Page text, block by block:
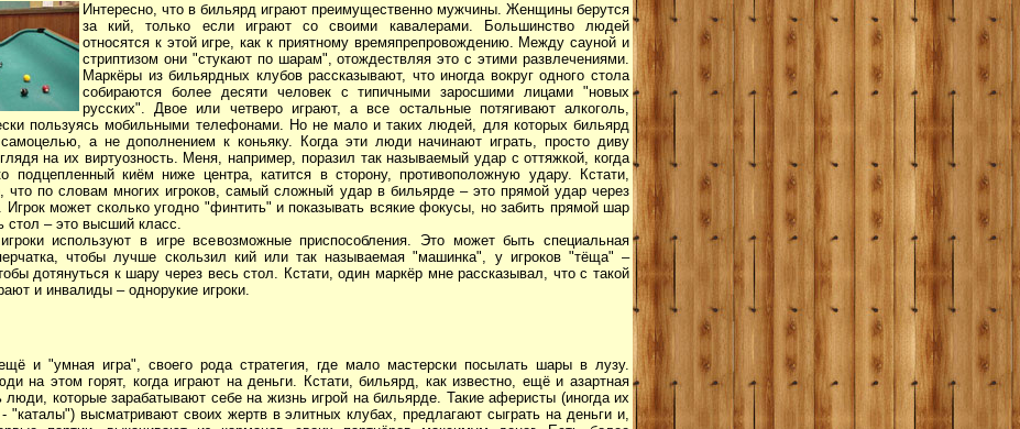
Интересно, что в бильярд играют преимущественно мужчины. Женщины берутся
за кий, только если играют со своими кавалерами. Большинство людей
относятся к этой игре, как к приятному времяпрепровождению. Между сауной и
стриптизом они "стукают по шарам", отождествляя это с этими развлечениями.
Маркёры из бильярдных клубов рассказывают, что иногда вокруг одного стола
собираются более десяти человек с типичными заросшими лицами "новых
русских". Двое или четверо играют, а все остальные потягивают алкоголь,
пользуясь мобильными телефонами. Но не мало и таких людей, для которых бильярд
а не дополнением к коньяку. Когда эти люди начинают играть, просто диву
на их виртуозность. Меня, например, поразил так называемый удар с оттяжкой, когда
подцепленный киём ниже центра, катится в сторону, противоположную удару. Кстати,
что по словам многих игроков, самый сложный удар в бильярде – это прямой удар через
Игрок может сколько угодно "финтить" и показывать всякие фокусы, но забить прямой шар
стол – это высший класс.
используют в игре всевозможные приспособления. Это может быть специальная
чтобы лучше скользил кий или так называемая "машинка", у игроков "тёща" –
дотянуться к шару через весь стол. Кстати, один маркёр мне рассказывал, что с такой
и инвалиды – однорукие игроки.
и "умная игра", своего рода стратегия, где мало мастерски посылать шары в лузу.
на этом горят, когда играют на деньги. Кстати, бильярд, как известно, ещё и азартная
люди, которые зарабатывают себе на жизнь игрой на бильярде. Такие аферисты (иногда их
"каталы") высматривают своих жертв в элитных клубах, предлагают сыграть на деньги и,